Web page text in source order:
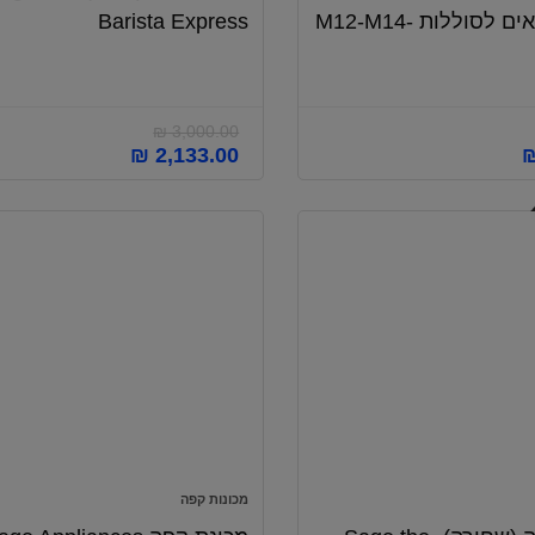
18C המתאים לסוללות M12-M14-
Barista Express
₪3,000.00
המחיר
₪ 2,133.00
המחיר
מכונות קפה